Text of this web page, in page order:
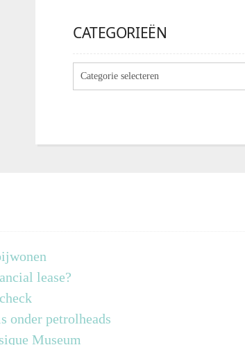
CATEGORIEËN
lease?
onder petrolheads
Museum